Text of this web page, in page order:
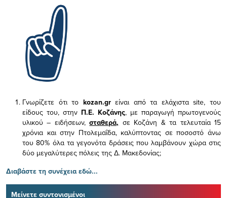
Γνωρίζετε ότι το kozan.gr είναι από τα ελάχισταsite, του
είδους του, στην Π.Ε. Κοζάνης, με παραγωγή πρωτογενούς
υλικού – ειδήσεων,σταθερά, σε Κοζάνη & τα τελευταία 15
χρόνια και στην Πτολεμαΐδα, καλύπτοντας σε ποσοστό άνω
του 80% όλα τα γεγονότα δράσεις που λαμβάνουν χώρα στις
δύο μεγαλύτερες πόλεις της Δ. Μακεδονίας;
Διαβάστε τη συνέχεια εδώ...
Μείνετε συντονισμένοι